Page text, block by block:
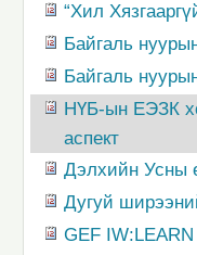
“Хил
Байгаль
Байгаль
НҮБ-ын ЕЭЗК
аспект
Дэлхийн Усны
Дугуй
GEF